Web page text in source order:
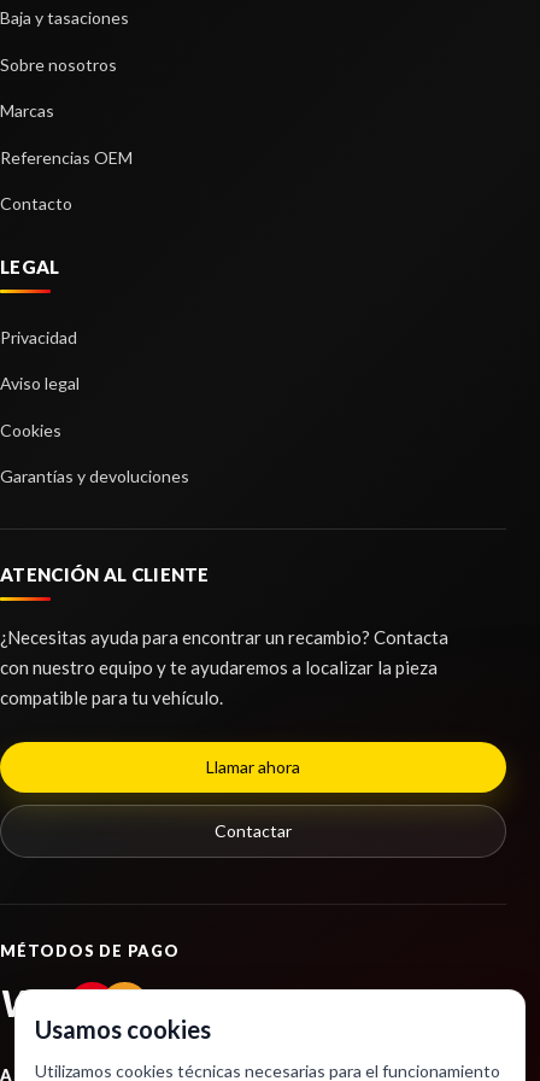
Ref: 2371321
Consultar
LUNA DELANTERA IZQUIERDA
LUNA DELANTERA IZQUIERDA usado.
MANDO LUCES
MOTOR ARRANQUE usado.
BMW X3 (E83) 2.0D
BMW X3 (E83) 2.0D
DERECHO
BRAZO SUSPENSION DELANTERO DERECHO
2371294
Baja y tasaciones
Sobre nosotros
Marcas
Referencias OEM
Contacto
LEGAL
Privacidad
Aviso legal
Cookies
Garantías y devoluciones
ATENCIÓN AL CLIENTE
¿Necesitas ayuda para encontrar un recambio? Contacta
con nuestro equipo y te ayudaremos a localizar la pieza
compatible para tu vehículo.
Llamar ahora
Contactar
MÉTODOS DE PAGO
VISA
ASOCIACIONES
Usamos cookies
Utilizamos cookies técnicas necesarias para el funcionamiento